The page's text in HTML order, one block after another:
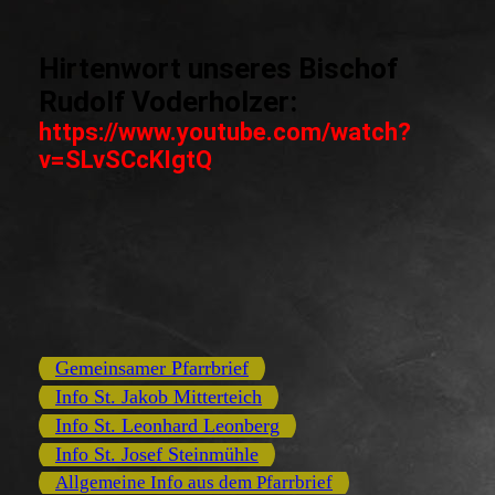
Hirtenwort unseres Bischof
Rudolf Voderholzer:
https://www.youtube.com/watch?
v=SLvSCcKIgtQ
Gemeinsamer Pfarrbrief
Info St. Jakob Mitterteich
Info St. Leonhard Leonberg
Info St. Josef Steinmühle
Allgemeine Info aus dem Pfarrbrief